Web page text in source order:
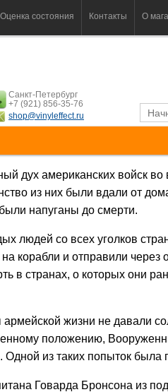
Оценка состояния Контакты О
Санкт-Петербург
+7 (921) 856-35-76
shop@vinyleffect.ru
дух американских войск во
из них были вдали от
напуганы до смерти.
людей со всех уголков
корабли и отправили через
в странах, о которых они
жизни не давали
положению,
Одной из таких попыток была
Говарда Бронсона из